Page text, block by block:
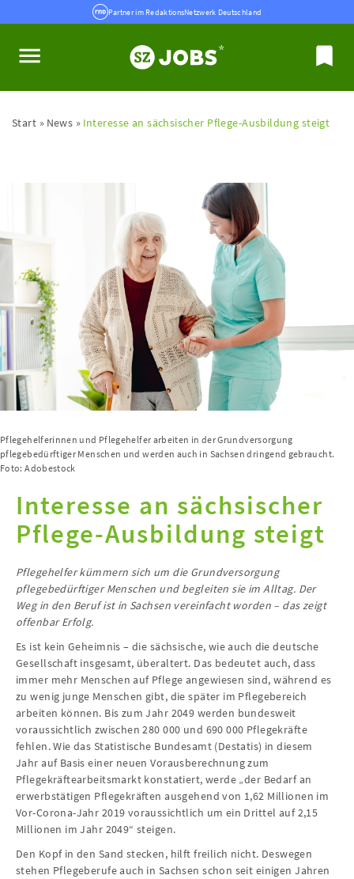
Partner im RedaktionsNetzwerk Deutschland
Start News Interesse an sächsischer Pflege-Ausbildung steigt
Pflegehelferinnen und Pflegehelfer arbeiten in der Grundversorgung
pflegebedürftiger Menschen und werden auch in Sachsen dringend gebraucht.
Foto: Adobestock
Interesse an sächsischer
Pflege-Ausbildung steigt
Pflegehelfer kümmern sich um die Grundversorgung
pflegebedürftiger Menschen und begleiten sie im Alltag. Der
Weg in den Beruf ist in Sachsen vereinfacht worden – das zeigt
offenbar Erfolg.
Es ist kein Geheimnis – die sächsische, wie auch die deutsche
Gesellschaft insgesamt, überaltert. Das bedeutet auch, dass
immer mehr Menschen auf Pflege angewiesen sind, während es
zu wenig junge Menschen gibt, die später im Pflegebereich
arbeiten können. Bis zum Jahr 2049 werden bundesweit
voraussichtlich zwischen 280 000 und 690 000 Pflegekräfte
fehlen. Wie das Statistische Bundesamt (Destatis) in diesem
Jahr auf Basis einer neuen Vorausberechnung zum
Pflegekräftearbeitsmarkt konstatiert, werde „der Bedarf an
erwerbstätigen Pflegekräften ausgehend von 1,62 Millionen im
Vor-Corona-Jahr 2019 voraussichtlich um ein Drittel auf 2,15
Millionen im Jahr 2049“ steigen.
Den Kopf in den Sand stecken, hilft freilich nicht. Deswegen
stehen Pflegeberufe auch in Sachsen schon seit einigen Jahren